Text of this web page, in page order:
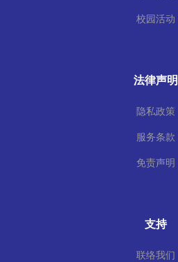
校园活动
法律声明
隐私政策
服务条款
免责声明
支持
联络我们